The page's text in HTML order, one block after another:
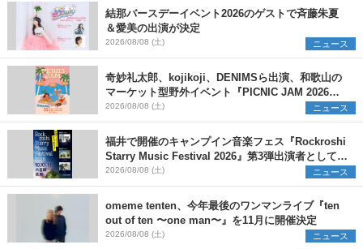
結那バースデーイベント2026のゲストで斉藤朱夏
＆愛美の出演が決定
2026/08/08 (土) ニュース
奇妙礼太郎、kojikoji、DENIMSら出演、和歌山の
マーケット型野外イベント『PICNIC JAM 2026』
早割チケット発売開始
2026/08/08 (土) ニュース
福井で開催のキャンプイン音楽フェス『Rockroshi
Starry Music Festival 2026』第3弾出演者として
SCOOBIE DO、かりゆし58、Reiを発表
2026/08/08 (土) ニュース
omeme tenten、今年最後のワンマンライブ『ten
out of ten 〜one man〜』を11月に開催決定
2026/08/08 (土) ニュース